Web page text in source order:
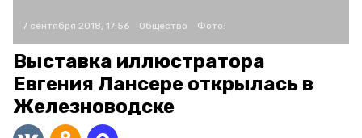
7 сентября 2018, 17:56 Общество Фото:
Выставка иллюстратора
Евгения Лансере открылась в
Железноводске